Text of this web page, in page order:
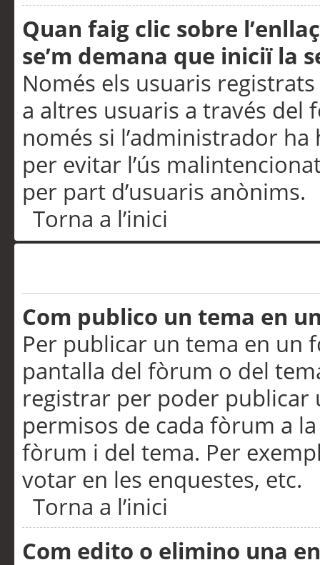
Quan faig clic sobre
se’m demana que iniciï la
Només els usuaris
a altres usuaris a través
només si l’administrador
per evitar l’ús
per part d’usuaris anònims.
Torna a l’inici
Com publico un tema en
Per publicar un tema en un
pantalla del fòrum o del
registrar per poder publicar
permisos de cada fòrum a
fòrum i del tema. Per
votar en les enquestes, etc.
Torna a l’inici
Com edito o elimino una